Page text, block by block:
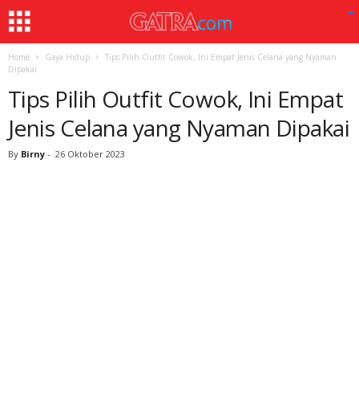
Home Gaya Hidup
Tips Pilih Outfit Cowok, Ini Empat Jenis Celana yang Nyaman
Dipakai
Tips Pilih Outfit Cowok, Ini Empat
Jenis Celana yang Nyaman Dipakai
By Birny - 26 Oktober 2023